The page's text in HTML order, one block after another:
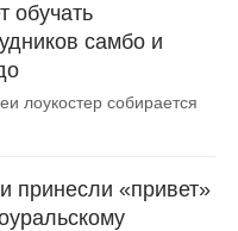
обучать
самбо и
лоукостер собирается
принесли «привет»